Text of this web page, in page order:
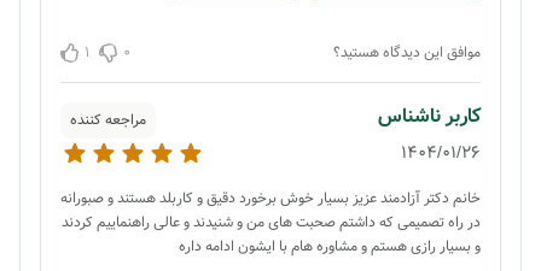
موافق این دیدگاه هستید؟ 0
1
کاربر ناشناس مراجعه کننده
1404/01/26
خانم دکتر آزادمند عزیز بسیار خوش برخورد دقیق و کاربلد هستند و صبورانه
در راه تصمیمی که داشتم صحبت های من و شنیدند و عالی راهنماییم کردند
و بسیار رازی هستم و مشاوره هام با ایشون ادامه داره